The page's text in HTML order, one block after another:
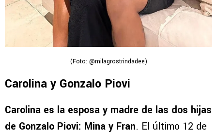
(Foto: @milagrostrindadee)
Carolina y Gonzalo Piovi
Carolina es la esposa y madre de las dos hijas
de Gonzalo Piovi: Mina y Fran. El último 12 de